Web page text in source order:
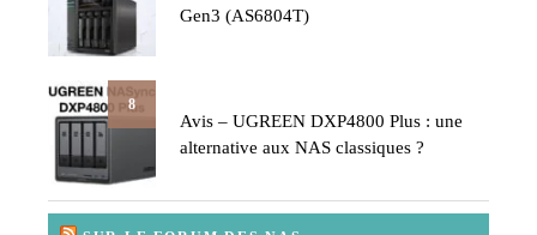
Gen3 (AS6804T)
8
Avis – UGREEN DXP4800 Plus : une
alternative aux NAS classiques ?